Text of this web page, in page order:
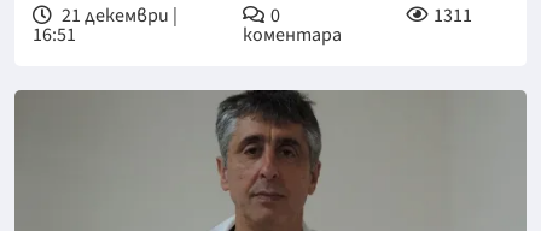
21 декември |
16:51
0
коментара
1311